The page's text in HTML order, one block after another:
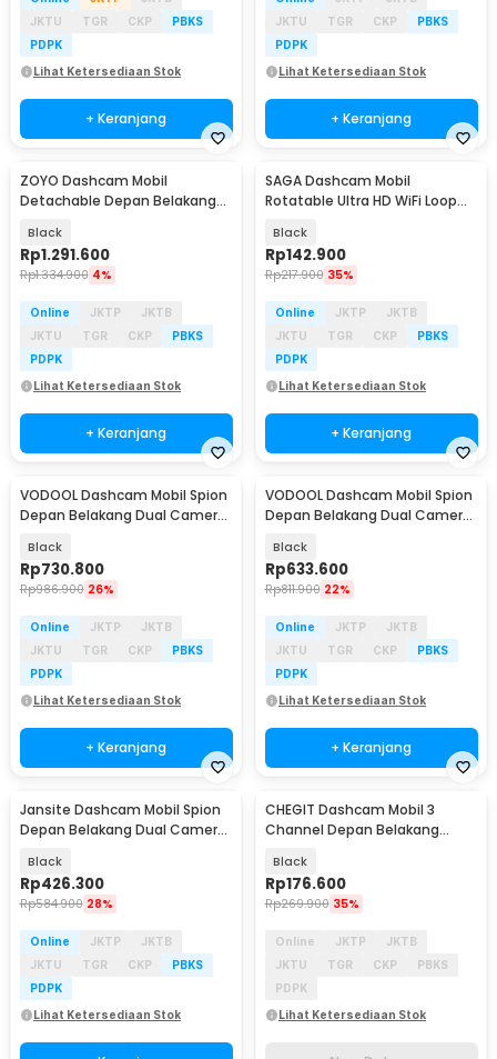
JKTU
TGR CKP
PBKS
PDPK
Lihat Ketersediaan Stok
+ Keranjang
JKTU
TGR CKP
PBKS
PDPK
Lihat Ketersediaan Stok
+ Keranjang
ZOYO Dashcam Mobil
Detachable Depan Belakang
Black
Rp1.291.600
Rp1.334.900 4%
Online JKTP
JKTB
JKTU
TGR CKP
PBKS
PDPK
Lihat Ketersediaan Stok
+ Keranjang
SAGA Dashcam Mobil
Rotatable Ultra HD WiFi Loop
Black
Rp142.900
Rp217.900 35%
Online JKTP
JKTB
JKTU
TGR CKP
PBKS
PDPK
Lihat Ketersediaan Stok
+ Keranjang
VODOOL Dashcam Mobil Spion
Depan Belakang Dual Camera
Black
Rp730.800
Rp986.900 26%
Online JKTP
JKTB
JKTU
TGR CKP
PBKS
PDPK
Lihat Ketersediaan Stok
+ Keranjang
VODOOL Dashcam Mobil Spion
Depan Belakang Dual Camera
Black
Rp633.600
Rp811.900 22%
Online JKTP
JKTB
JKTU
TGR CKP
PBKS
PDPK
Lihat Ketersediaan Stok
+ Keranjang
Jansite Dashcam Mobil Spion
Depan Belakang Dual Camera
Black
Rp426.300
Rp584.900 28%
Online JKTP
JKTB
JKTU
TGR CKP
PBKS
PDPK
Lihat Ketersediaan Stok
Akan Datang
CHEGIT Dashcam Mobil 3
Channel Depan Belakang
Black
Rp176.600
Rp269.900 35%
Online JKTP
JKTB
JKTU
TGR CKP
PBKS
PDPK
Lihat Ketersediaan Stok